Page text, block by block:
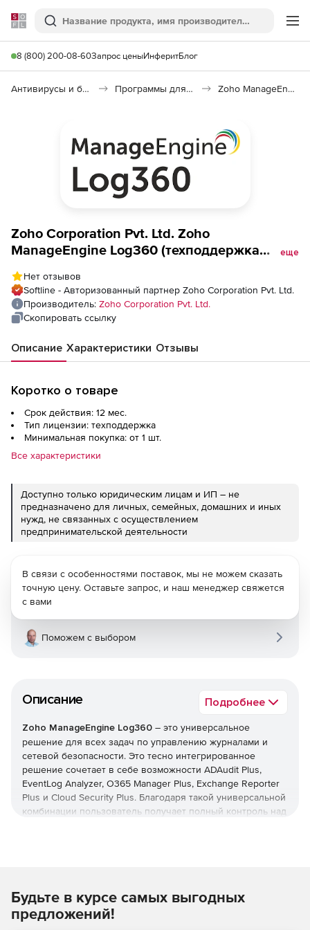
Softline
Поиск
8 (800) 200-08-60Запрос ценыИнферитБлог
Антивирусы и безопасность Программы для защиты информации Zoho ManageEngine Log360
Zoho Corporation Pvt. Ltd. Zoho
ManageEngine Log360 (техподдержка
Annual), fee for 5000 Workstations
еще
Нет отзывов
Softline - Авторизованный партнер Zoho Corporation Pvt. Ltd.
Производитель: Zoho Corporation Pvt. Ltd.
Скопировать ссылку
Описание Характеристики Отзывы
Коротко о товаре
Срок действия: 12 мес.
Тип лицензии: техподдержка
Минимальная покупка: от 1 шт.
Все характеристики
Доступно только юридическим лицам и ИП – не
предназначено для личных, семейных, домашних и иных
нужд, не связанных с осуществлением
предпринимательской деятельности
Описание Подробнее
Zoho ManageEngine Log360 – это универсальное
решение для всех задач по управлению журналами и
сетевой безопасности. Это тесно интегрированное
решение сочетает в себе возможности ADAudit Plus,
EventLog Analyzer, O365 Manager Plus, Exchange Reporter
Plus и Cloud Security Plus. Благодаря такой универсальной
комбинации пользователь получает полный контроль над
Основные возможности:
В связи с особенностями поставок, мы не можем сказать
точную цену. Оставьте запрос, и наш менеджер свяжется
с вами
Поможем с выбором
Будьте в курсе самых выгодных
предложений!